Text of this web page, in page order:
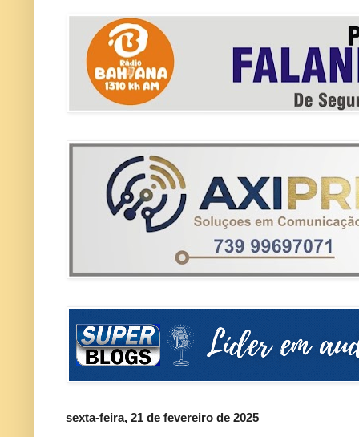
sexta-feira, 21 de fevereiro de 2025